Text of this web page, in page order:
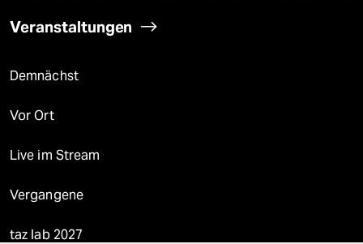
Veranstaltungen
Demnächst
Vor Ort
Live im Stream
Vergangene
taz lab 2027